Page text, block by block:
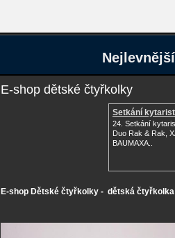
E-shop dětské čtyřkolky
Setkání
24. Setkání
Duo Rak & Rak,
BAUMAXA..
E-shop Dětské čtyřkolky - dětská